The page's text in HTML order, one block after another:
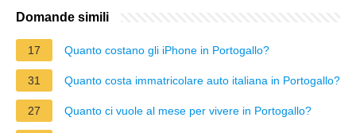
Domande simili
17 Quanto costano gli iPhone in Portogallo?
31 Quanto costa immatricolare auto italiana in Portogallo?
27 Quanto ci vuole al mese per vivere in Portogallo?